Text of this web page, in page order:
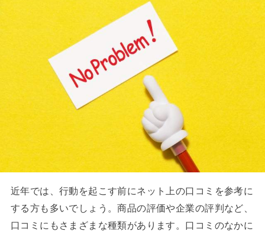
近年では、行動を起こす前にネット上の口コミを参考に
する方も多いでしょう。商品の評価や企業の評判など、
口コミにもさまざまな種類があります。口コミのなかに